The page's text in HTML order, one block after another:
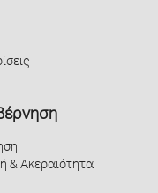
& Ακεραιότητα